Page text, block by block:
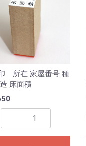
所在 家屋番号 種
床面積